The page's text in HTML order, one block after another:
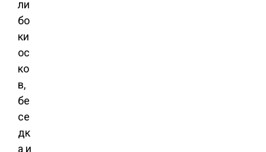
ли
бо
ки
ос
ко
в,
бе
се
дк
а и